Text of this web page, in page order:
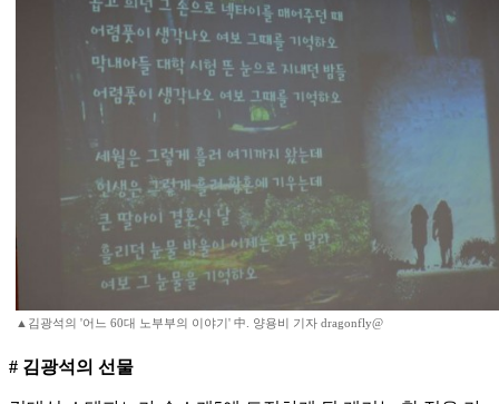
▲김광석의 '어느 60대 노부부의 이야기' 中. 양용비 기자 dragonfly@
# 김광석의 선물